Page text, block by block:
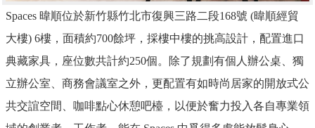
Spaces 暐順位於新竹縣竹北市復興三路二段168號 (暐順經貿
大樓) 6樓，面積約700餘坪，採樓中樓的挑高設計，配置進口
典藏家具，座位數共計約250個。除了規劃有個人辦公桌、獨
立辦公室、商務會議室之外，更配置有如時尚居家的開放式公
共交誼空間、咖啡點心休憩吧檯，以便於奮力投入各自專業領